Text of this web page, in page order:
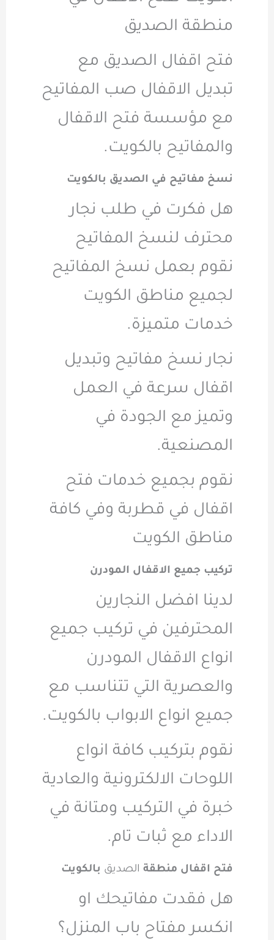
منطقة الصديق
فتح اقفال الصديق مع
تبديل الاقفال صب المفاتيح
مع مؤسسة فتح الاقفال
والمفاتيح بالكويت.
نسخ مفاتيح في الصديق بالكويت
هل فكرت في طلب نجار
محترف لنسخ المفاتيح
نقوم بعمل نسخ المفاتيح
لجميع مناطق الكويت
خدمات متميزة.
نجار نسخ مفاتيح وتبديل
اقفال سرعة في العمل
وتميز مع الجودة في
المصنعية.
نقوم بجميع خدمات فتح
اقفال في قطربة وفي كافة
مناطق الكويت
تركيب جميع الاقفال المودرن
لدينا افضل النجارين
المحترفين في تركيب جميع
انواع الاقفال المودرن
والعصرية التي تتناسب مع
جميع انواع الابواب بالكويت.
نقوم بتركيب كافة انواع
اللوحات الالكترونية والعادية
خبرة في التركيب ومتانة في
الاداء مع ثبات تام.
فتح اقفال منطقة الصديق بالكويت
هل فقدت مفاتيحك او
انكسر مفتاح باب المنزل؟